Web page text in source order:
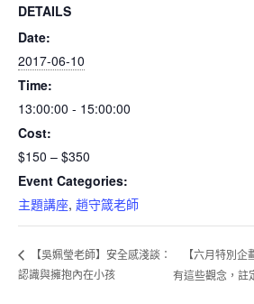
DETAILS
Date:
2017-06-10
Time:
13:00:00 - 15:00:00
Cost:
$150 – $350
Event Categories:
主題講座, 趙守箴老師
【吳姵瑩老師】安全感淺談：
認識與擁抱內在小孩
【六月特別
有這些觀念，註